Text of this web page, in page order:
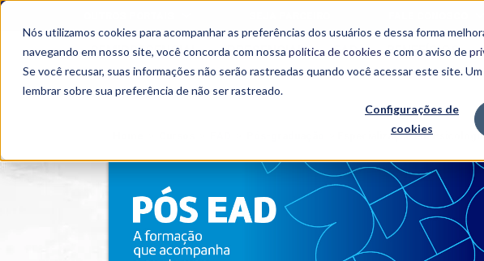
Nós utilizamos cookies para acompanhar as preferências dos usuários e dessa forma
navegando em nosso site, você concorda com nossa política de cookies e com o aviso de
Se você recusar, suas informações não serão rastreadas quando você acessar este site.
lembrar sobre sua preferência de não ser rastreado.
Configurações de
cookies
SEMIPRESENCIAL PRESENCIAL EAD BENEFÍCIOS
Especialização em